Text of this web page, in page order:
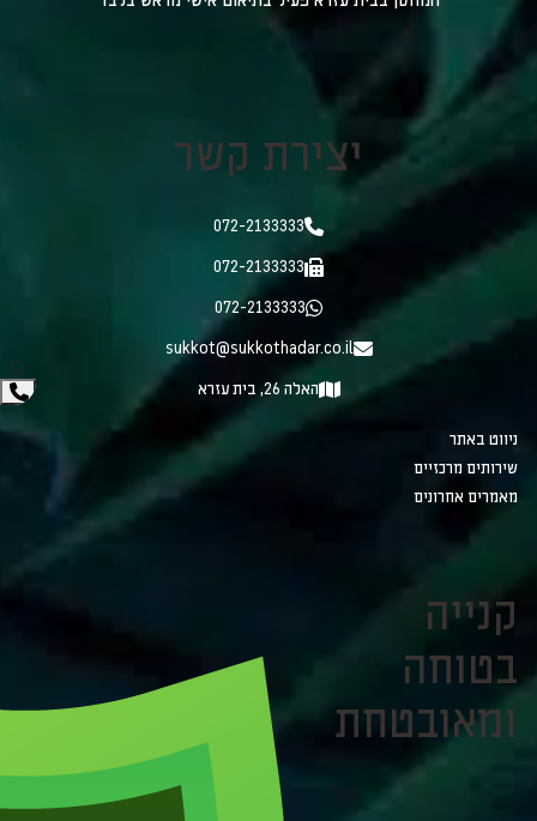
יצירת קשר
072-2133333
072-2133333
072-2133333
sukkot@sukkothadar.co.il
האלה 26, בית עזרא
ניווט באתר
שירותים מרכזיים
מאמרים אחרונים
קנייה
בטוחה
ומאובטחת